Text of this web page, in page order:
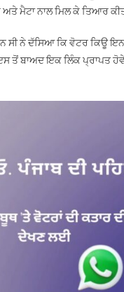
ਮੈਟਾ ਨਾਲ ਮਿਲ ਕੇ ਤਿਆਰ
ਸੀ ਨੇ ਦੱਸਿਆ ਕਿ ਵੋਟਰ
ਤੋਂ ਬਾਅਦ ਇਕ ਲਿੰਕ ਪ੍ਰਾਪਤ